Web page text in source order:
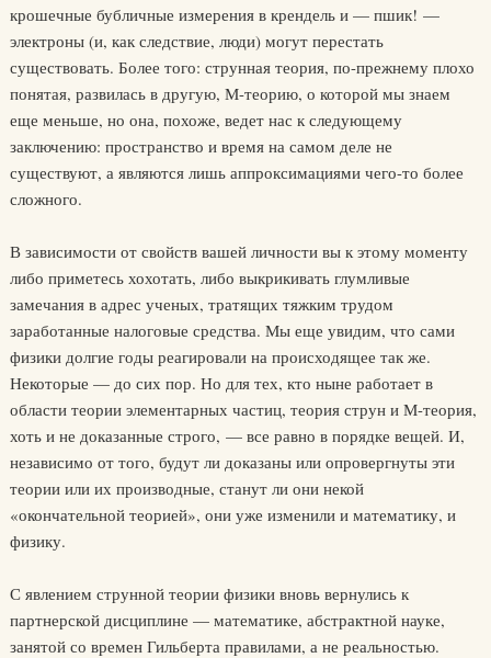
крошечные бубличные измерения в крендель и — пшик! —
электроны (и, как следствие, люди) могут перестать
существовать. Более того: струнная теория, по-прежнему плохо
понятая, развилась в другую, М-теорию, о которой мы знаем
еще меньше, но она, похоже, ведет нас к следующему
заключению: пространство и время на самом деле не
существуют, а являются лишь аппроксимациями чего-то более
сложного.
В зависимости от свойств вашей личности вы к этому моменту
либо приметесь хохотать, либо выкрикивать глумливые
замечания в адрес ученых, тратящих тяжким трудом
заработанные налоговые средства. Мы еще увидим, что сами
физики долгие годы реагировали на происходящее так же.
Некоторые — до сих пор. Но для тех, кто ныне работает в
области теории элементарных частиц, теория струн и М-теория,
хоть и не доказанные строго, — все равно в порядке вещей. И,
независимо от того, будут ли доказаны или опровергнуты эти
теории или их производные, станут ли они некой
«окончательной теорией», они уже изменили и математику, и
физику.
С явлением струнной теории физики вновь вернулись к
партнерской дисциплине — математике, абстрактной науке,
занятой со времен Гильберта правилами, а не реальностью.